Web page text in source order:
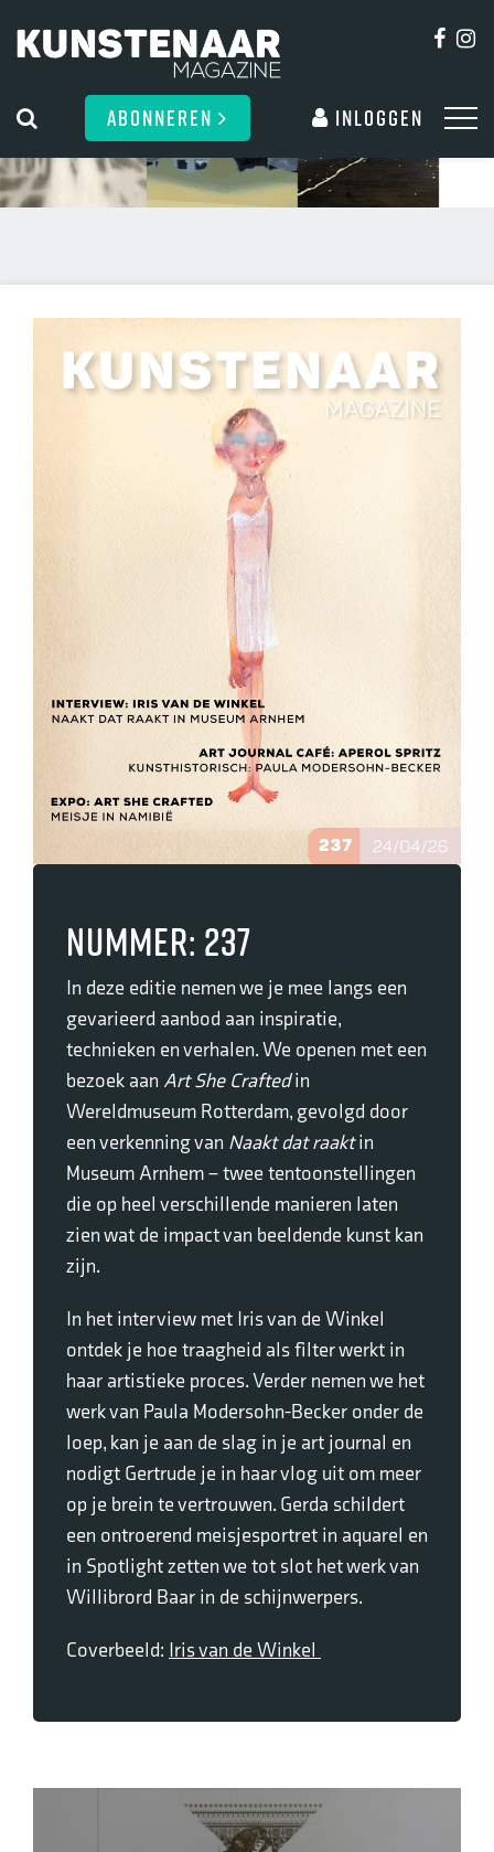
ABONNEREN Inloggen
Nummer: 237
In deze editie nemen we je mee langs een
gevarieerd aanbod aan inspiratie,
technieken en verhalen. We openen met een
bezoek aan Art She Craftedin
Wereldmuseum Rotterdam, gevolgd door
een verkenning van Naakt dat raaktin
Museum Arnhem – twee tentoonstellingen
die op heel verschillende manieren laten
zien wat de impact van beeldende kunst kan
zijn.
In het interview met Iris van de Winkel
ontdek je hoe traagheid als filter werkt in
haar artistieke proces. Verder nemen we het
werk van Paula Modersohn-Becker onder de
loep, kan je aan de slag in je art journal en
nodigt Gertrude je in haar vlog uit om meer
op je brein te vertrouwen. Gerda schildert
een ontroerend meisjesportret in aquarel en
in Spotlight zetten we tot slot het werk van
Willibrord Baar in de schijnwerpers.
Coverbeeld: Iris van de Winkel